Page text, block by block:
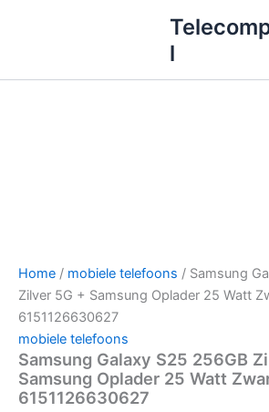
inhoud
l
Home / mobiele telefoons / Samsung
Zilver 5G + Samsung Oplader 25 Watt
6151126630627
mobiele telefoons
Samsung Galaxy S25 256GB
Samsung Oplader 25 Watt
6151126630627